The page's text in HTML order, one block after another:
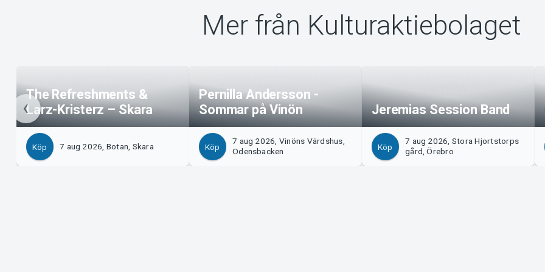
Mer från Kulturaktiebolaget
The Refreshments &
Larz-Kristerz – Skara
Köp 7 aug 2026, Botan, Skara
Pernilla Andersson -
Sommar på Vinön
Köp
7 aug 2026, Vinöns Värdshus,
Odensbacken
Jeremias Session Band
Köp
7 aug 2026, Stora Hjortstorps
gård, Örebro